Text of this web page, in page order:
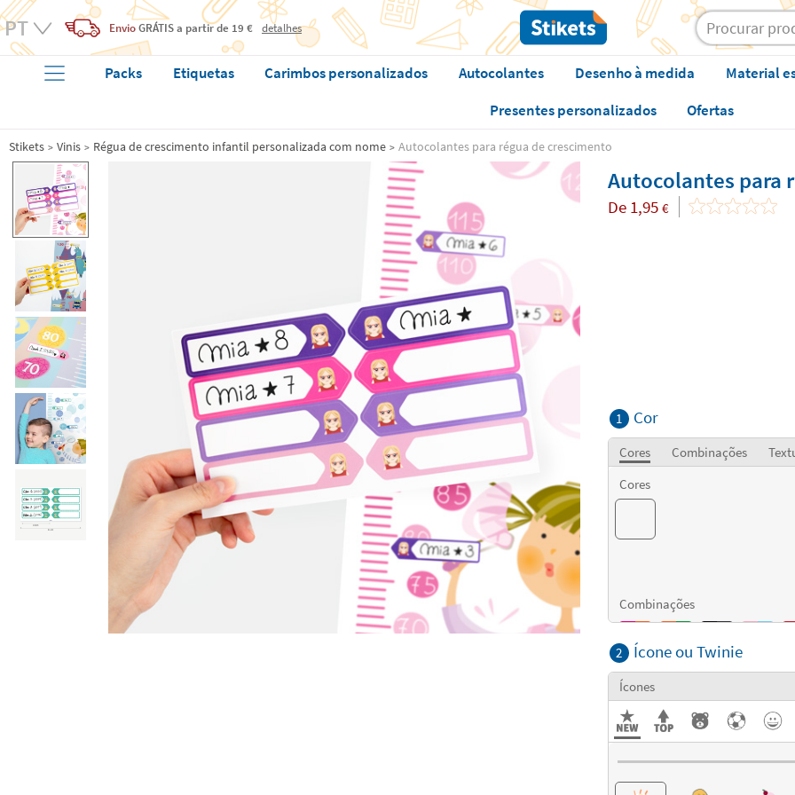
EnvioGRÁTISa partir de 19 € detalhes
Packs Etiquetas Carimbos personalizados Autocolantes Desenho à medida
Material
Presentes personalizados
Ofertas
Stikets Vinis Régua de crescimento infantil personalizada com nome Autocolantes para régua de crescimento
Autocolantes para
De 1,95 €
1 Cor
Cores Combinações
Cores
Combinações
Texturas
2 Ícone ou Twinie
Ícones